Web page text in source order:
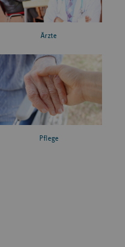
Ärzte
Pflege